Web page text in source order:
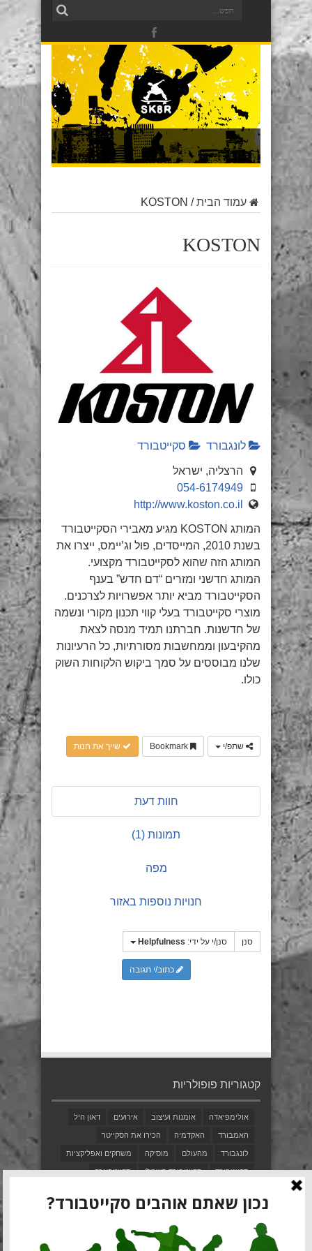
עמוד הבית/
KOSTON
KOSTON
לונגבורד סקייטבורד
הרצליה, ישראל
054-6174949
http://www.koston.co.il
המותג KOSTON מגיע מאבירי הסקייטבורד
בשנת 2010, המייסדים, פול וג’יימס, ייצרו את
המותג הזה שהוא לסקייטבורד מקצועי.
המותג חדשני ומזרים “דם חדש” בענף
הסקייטבורד מביא יותר אפשרויות לצרכנים.
מוצרי סקייטבורד בעלי קווי תכנון מקורי ונשמה
של חדשנות. חברתנו תמיד מנסה לצאת
מהקיבעון וממחשבות מסורתיות, כל הרעיונות
שלנו מבוססים על סמך ביקוש הלקוחות השוק
כולו.
שתפ/י שייך את חנות
חוות דעת
תמונות (1)
מפה
חנויות נוספות באזור
סנן סנן/י על ידי: Helpfulness
כתוב/י תגובה
קטגוריות פופולריות
אולימפיאדה אומנות ועיצוב אירועים דאון היל
האמבורד האקדמיה הכירו את הסקייטר
לונגבורד מהעולם מוסיקה משחקים ואפליקציות
סקייטבורד סקייטבורד חשמלי סקייטפארק
צעדים ראשונים קולנוע וטלוויזיה קצת היסטוריה
שפם בורדס